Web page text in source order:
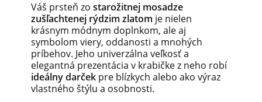
Váš prsteň zo starožitnej mosadze
zušľachtenej rýdzim zlatom je nielen
krásnym módnym doplnkom, ale aj
symbolom viery, oddanosti a mnohých
príbehov. Jeho univerzálna veľkosť a
elegantná prezentácia v krabičke z neho robí
ideálny darček pre blízkych alebo ako výraz
vlastného štýlu a osobnosti.